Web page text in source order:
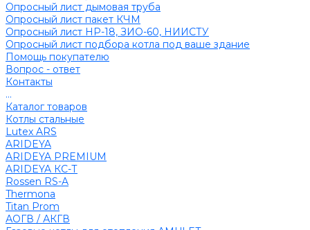
Опросный лист дымовая труба
Опросный лист пакет КЧМ
Опросный лист НР-18, ЗИО-60, НИИСТУ
Опросный лист подбора котла под ваше здание
Помощь покупателю
Вопрос - ответ
Контакты
...
Каталог товаров
Котлы стальные
Lutex ARS
ARIDEYA
ARIDEYA PREMIUM
ARIDEYA КС-Т
Rossen RS-A
Thermona
Titan Prom
АОГВ / АКГВ